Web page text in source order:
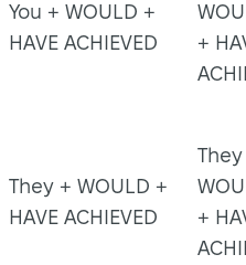
You + WOULD +
HAVE ACHIEVED
+
They + WOULD +
HAVE ACHIEVED
They
+